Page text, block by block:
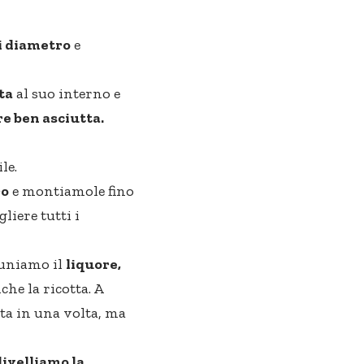
diametroe
al suo interno e
ben asciutta.
e montiamole fino
tutti i
il liquore,
la ricotta. A
in una volta, ma